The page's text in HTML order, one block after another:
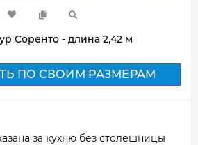
Соренто - длина 2,42 м
ПО СВОИМ РАЗМЕРАМ
за кухню без столешницы